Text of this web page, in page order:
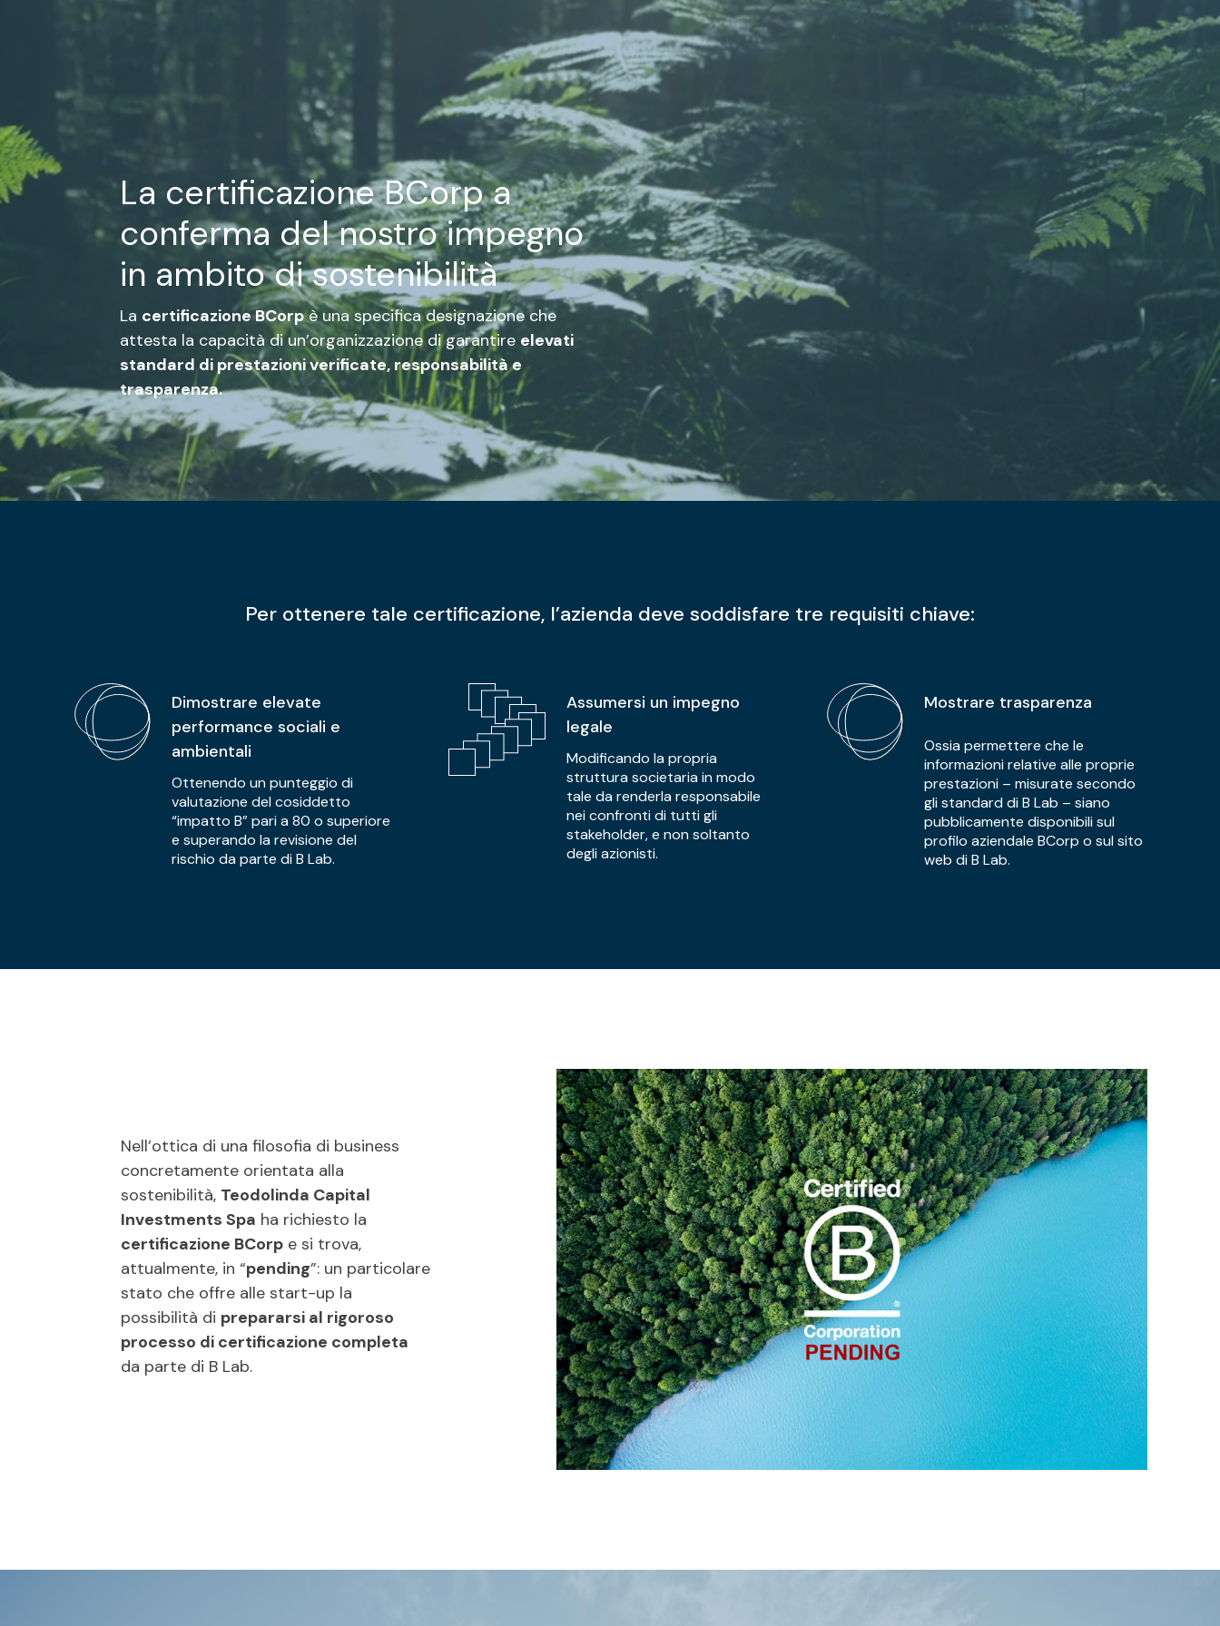
La certificazione BCorp a
conferma del nostro impegno
in ambito di sostenibilità
La certificazione BCorpè una specifica designazione che
attesta la capacità di un’organizzazione di garantire elevati
standard di prestazioni verificate, responsabilità e
trasparenza.
Per ottenere tale certificazione, l’azienda deve soddisfare tre requisiti chiave:
Dimostrare elevate
performance sociali e
ambientali
Ottenendo un punteggio di
valutazione del cosiddetto
“impatto B” pari a 80 o superiore
e superando la revisione del
rischio da parte di B Lab.
Assumersi un impegno
legale
Modificando la propria
struttura societaria in modo
tale da renderla responsabile
nei confronti di tutti gli
stakeholder, e non soltanto
degli azionisti.
Mostrare trasparenza
Ossia permettere che le
informazioni relative alle proprie
prestazioni – misurate secondo
gli standard di B Lab – siano
pubblicamente disponibili sul
profilo aziendale BCorp o sul sito
web di B Lab.
Nell’ottica di una filosofia di business
concretamente orientata alla
sostenibilità, Teodolinda Capital
Investments Spa ha richiesto la
certificazione BCorp e si trova,
attualmente, in “pending”: un particolare
stato che offre alle start-up la
possibilità di prepararsi al rigoroso
processo di certificazione completa
da parte di B Lab.